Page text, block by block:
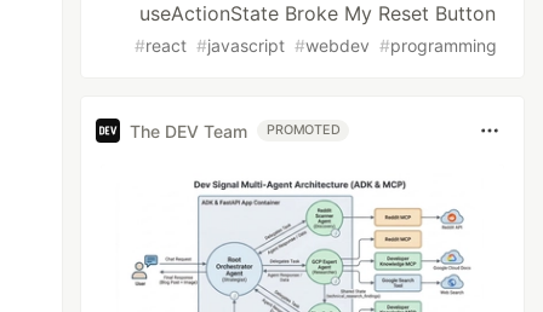
useActionState Broke My Reset Button
#react #javascript #webdev #programming
The DEV Team PROMOTED